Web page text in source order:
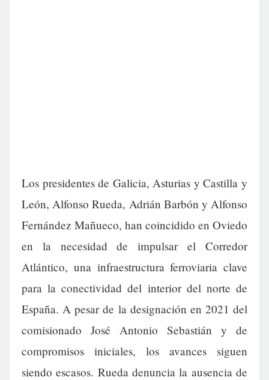
Los presidentes de Galicia, Asturias y Castilla y
León, Alfonso Rueda, Adrián Barbón y Alfonso
Fernández Mañueco, han coincidido en Oviedo
en la necesidad de impulsar el Corredor
Atlántico, una infraestructura ferroviaria clave
para la conectividad del interior del norte de
España. A pesar de la designación en 2021 del
comisionado José Antonio Sebastián y de
compromisos iniciales, los avances siguen
siendo escasos. Rueda denuncia la ausencia de